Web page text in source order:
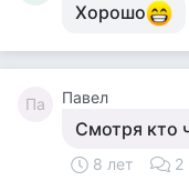
Хорошо
Па Павел
Смотря кто
8 лет 2